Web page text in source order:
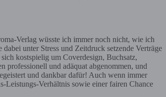
Verlag wüsste ich immer noch nicht, wie ich
unter Stress und Zeitdruck setzende Verträge
kostspielig um Coverdesign, Buchsatz,
professionell und adäquat abgenommen, und
und dankbar dafür! Auch wenn immer
Leistungs-Verhältnis sowie einer fairen Chance